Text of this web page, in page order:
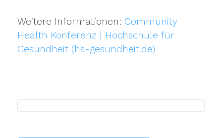
Weitere Informationen: Community
Health Konferenz | Hochschule für
Gesundheit (hs-gesundheit.de)